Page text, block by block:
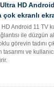
HD
çok ekranlı
Android 11 TV
ile düzgün
görevin tadını
ve